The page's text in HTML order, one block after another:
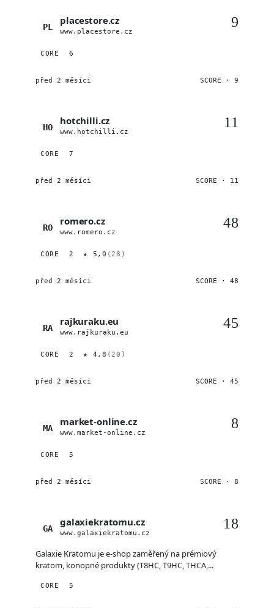
PL
placestore.cz
www.placestore.cz
9
CORE 6
před 2 měsíci SCORE · 9
HO
hotchilli.cz
www.hotchilli.cz
11
CORE 7
před 2 měsíci SCORE · 11
RO
romero.cz
www.romero.cz
48
CORE 2 ★ 5,0 (28)
před 2 měsíci SCORE · 48
RA
rajkuraku.eu
www.rajkuraku.eu
45
CORE 2 ★ 4,8 (20)
před 2 měsíci SCORE · 45
MA
market-online.cz
www.market-online.cz
8
CORE 5
před 2 měsíci SCORE · 8
GA
galaxiekratomu.cz
www.galaxiekratomu.cz
18
Galaxie Kratomu je e-shop zaměřený na prémiový
kratom, konopné produkty (T8HC, T9HC, THCA,...
CORE 5